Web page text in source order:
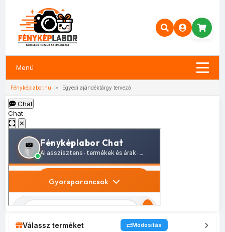
Menü
Fényképlabor.hu » Egyedi ajándéktárgy tervező
Chat
Chat
✕
Válassz terméket Módosítás